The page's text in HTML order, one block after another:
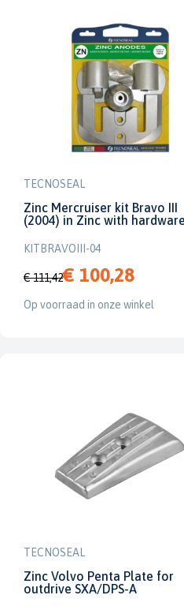
TECNOSEAL
Zinc Mercruiser kit Bravo III
(2004) in Zinc with hardware
KITBRAVOIII-04
€ 111,42€ 100,28
Op voorraad in onze winkel
TECNOSEAL
Zinc Volvo Penta Plate for
outdrive SXA/DPS-A